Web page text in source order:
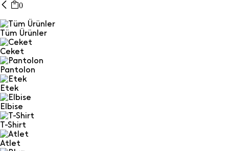
0
Tüm Ürünler
Ceket
Pantolon
Etek
Elbise
T-Shirt
Atlet